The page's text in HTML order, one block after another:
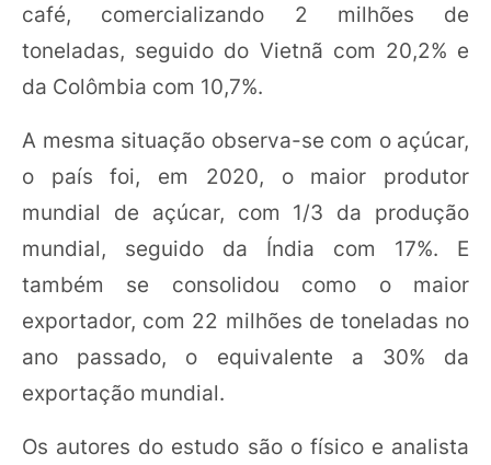
café, comercializando 2 milhões de
toneladas, seguido do Vietnã com 20,2% e
da Colômbia com 10,7%.
A mesma situação observa-se com o açúcar,
o país foi, em 2020, o maior produtor
mundial de açúcar, com 1/3 da produção
mundial, seguido da Índia com 17%. E
também se consolidou como o maior
exportador, com 22 milhões de toneladas no
ano passado, o equivalente a 30% da
exportação mundial.
Os autores do estudo são o físico e analista